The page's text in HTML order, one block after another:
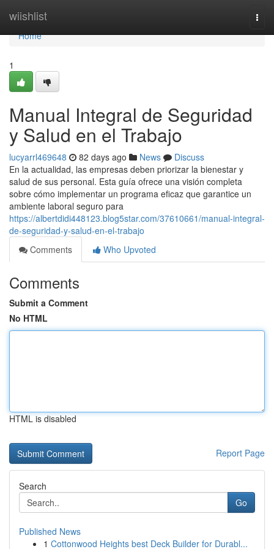
wiishlist
Home
Home
1
Manual Integral de Seguridad
y Salud en el Trabajo
lucyarrl469648 82 days ago News
Discuss
En la actualidad, las empresas deben priorizar la bienestar y
salud de sus personal. Esta guía ofrece una visión completa
sobre cómo implementar un programa eficaz que garantice un
ambiente laboral seguro para
https://albertdidi448123.blog5star.com/37610661/manual-integral-
de-seguridad-y-salud-en-el-trabajo
Comments
Who Upvoted
Comments
Submit a Comment
No HTML
HTML is disabled
Report Page
Search
Go
Published News
1 Cottonwood Heights best Deck Builder for Durabl...